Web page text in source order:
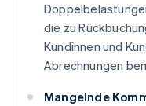
die zu
Kundinnen und
Abrechnungen
Mangelnde